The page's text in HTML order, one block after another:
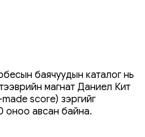
баячуудын каталог нь
магнат Даниел Кит
score) зэргийг
оноо авсан байна.